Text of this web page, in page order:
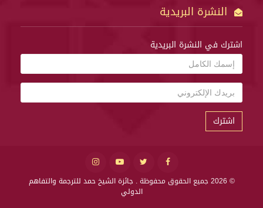
النشرة البريدية
اشترك في النشرة البريدية
اشترك
© 2026 جميع الحقوق محفوظة .
جائزة الشيخ حمد للترجمة والتفاهم
الدولي